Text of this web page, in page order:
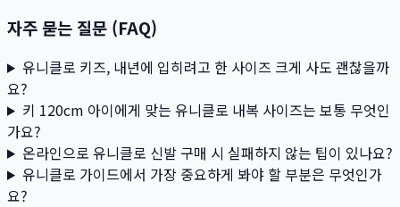
자주 묻는 질문 (FAQ)
유니클로 키즈, 내년에 입히려고 한 사이즈 크게 사도 괜찮을까
요?
키 120cm 아이에게 맞는 유니클로 내복 사이즈는 보통 무엇인
가요?
온라인으로 유니클로 신발 구매 시 실패하지 않는 팁이 있나요?
유니클로 가이드에서 가장 중요하게 봐야 할 부분은 무엇인가
요?